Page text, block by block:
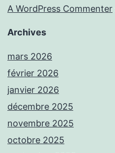
A WordPress Commenter
Archives
mars 2026
février 2026
janvier 2026
décembre 2025
novembre 2025
octobre 2025